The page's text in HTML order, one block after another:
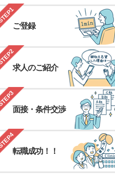
ご登録
求人のご紹介
面接・条件交渉
転職成功！！